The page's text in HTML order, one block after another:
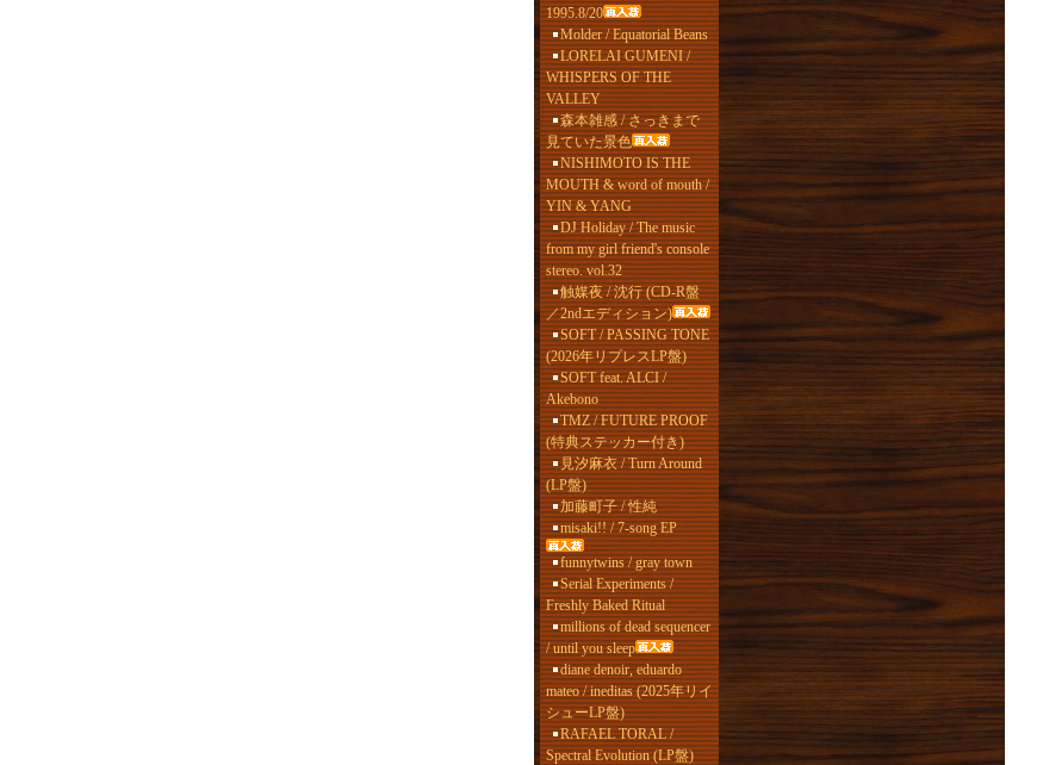
1995.8/20
Molder / Equatorial Beans
LORELAI GUMENI /
WHISPERS OF THE
VALLEY
森本雑感 / さっきまで
見ていた景色
NISHIMOTO IS THE
MOUTH & word of mouth /
YIN & YANG
DJ Holiday / The music
from my girl friend's console
stereo. vol.32
触媒夜 / 沈行 (CD-R盤
／2ndエディション)
SOFT / PASSING TONE
(2026年リプレスLP盤)
SOFT feat. ALCI /
Akebono
TMZ / FUTURE PROOF
(特典ステッカー付き)
見汐麻衣 / Turn Around
(LP盤)
加藤町子 / 性純
misaki!! / 7-song EP
funnytwins / gray town
Serial Experiments /
Freshly Baked Ritual
millions of dead sequencer
/ until you sleep
diane denoir, eduardo
mateo / ineditas (2025年リイ
シューLP盤)
RAFAEL TORAL /
Spectral Evolution (LP盤)